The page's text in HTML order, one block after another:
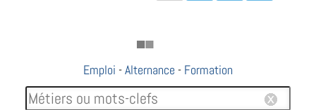
Emploi -Alternance - Formation